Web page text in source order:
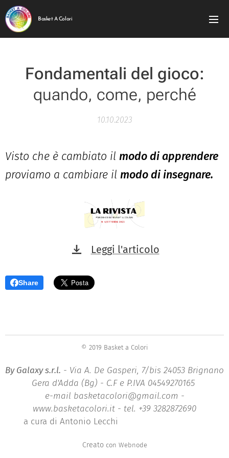
Basket A Colori
Fondamentali del gioco:
quando, come, perché
10.10.2023
Visto che è cambiato il modo di apprendere
proviamo a cambiare il modo di insegnare.
Leggi l'articolo
Share
© 2019 Basket a Colori
By Galaxy s.r.l. - Via A. De Gasperi, 7/bis 24053 Brignano
Gera d'Adda (Bg) - C.F e P.IVA 04549270165
e-mail basketacolori@gmail.com -
www.basketacolori.it - tel. +39 3282872690
a cura di Antonio Lecchi
Creatocon Webnode